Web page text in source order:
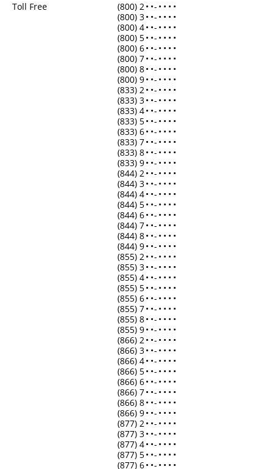
Toll Free
(800) 2• •- • • • •
(800) 3• •- • • • •
(800) 4• •- • • • •
(800) 5• •- • • • •
(800) 6• •- • • • •
(800) 7• •- • • • •
(800) 8• •- • • • •
(800) 9• •- • • • •
(833) 2• •- • • • •
(833) 3• •- • • • •
(833) 4• •- • • • •
(833) 5• •- • • • •
(833) 6• •- • • • •
(833) 7• •- • • • •
(833) 8• •- • • • •
(833) 9• •- • • • •
(844) 2• •- • • • •
(844) 3• •- • • • •
(844) 4• •- • • • •
(844) 5• •- • • • •
(844) 6• •- • • • •
(844) 7• •- • • • •
(844) 8• •- • • • •
(844) 9• •- • • • •
(855) 2• •- • • • •
(855) 3• •- • • • •
(855) 4• •- • • • •
(855) 5• •- • • • •
(855) 6• •- • • • •
(855) 7• •- • • • •
(855) 8• •- • • • •
(855) 9• •- • • • •
(866) 2• •- • • • •
(866) 3• •- • • • •
(866) 4• •- • • • •
(866) 5• •- • • • •
(866) 6• •- • • • •
(866) 7• •- • • • •
(866) 8• •- • • • •
(866) 9• •- • • • •
(877) 2• •- • • • •
(877) 3• •- • • • •
(877) 4• •- • • • •
(877) 5• •- • • • •
(877) 6• •- • • • •